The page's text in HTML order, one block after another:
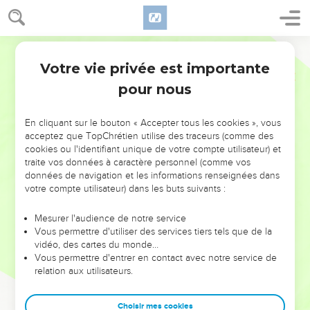
NE MANQUEZ PAS L’ÉVÉNEMENT
DE L’ANNÉE !
ET SI LEURS ERREURS POUVAIENT VOUS ÉVITER LES
VOTRES ?
leur foi ou leur vision. Mais on voit moins les doutes, les erreurs
et les saisons difficiles qu'ils ont traversés, alors même que ce
sont elles qui les ont façonnés.
Dans cette conférence, leaders, entrepreneurs, et responsables
clés pour avancer avec plus de sagesse afin que leurs erreurs
Votre vie privée est importante
pour nous
En cliquant sur le bouton « Accepter tous les cookies », vous
acceptez que TopChrétien utilise des traceurs (comme des
cookies ou l'identifiant unique de votre compte utilisateur) et
traite vos données à caractère personnel (comme vos
données de navigation et les informations renseignées dans
votre compte utilisateur) dans les buts suivants :
Mesurer l'audience de notre service
Vous permettre d'utiliser des services tiers tels que de la
vidéo, des cartes du monde…
Vous permettre d'entrer en contact avec notre service de
relation aux utilisateurs.
Choisir mes cookies